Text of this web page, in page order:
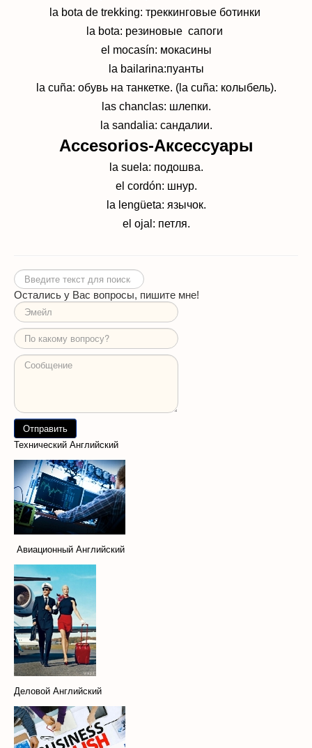
la bota de trekking: треккинговые ботинки
la bota: резиновые сапоги
el mocasín: мокасины
la bailarina:пуанты
la cuña: обувь на танкетке. (la cuña: колыбель).
las chanclas: шлепки.
la sandalia: сандалии.
Accesorios-Аксессуары
la suela: подошва.
el cordón: шнур.
la lengüeta: язычок.
el ojal: петля.
Искать...
Остались у Вас вопросы, пишите мне!
Технический Английский
Авиационный Английский
Деловой Английский